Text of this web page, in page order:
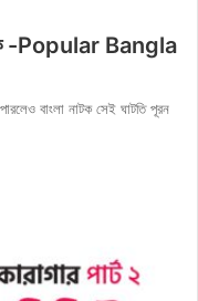
-Popular Bangla
বাংলা নাটক সেই ঘাটতি পূরন